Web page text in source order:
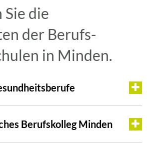
die
der Berufs-
in Minden.
Berufskolleg Minden